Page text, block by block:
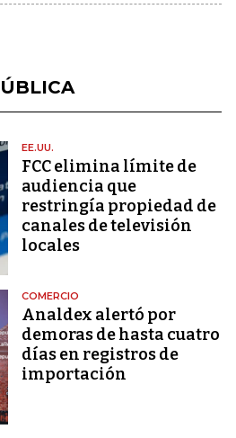
EE.UU.
FCC elimina límite de
audiencia que
restringía propiedad de
canales de televisión
locales
COMERCIO
Analdex alertó por
demoras de hasta cuatro
días en registros de
importación